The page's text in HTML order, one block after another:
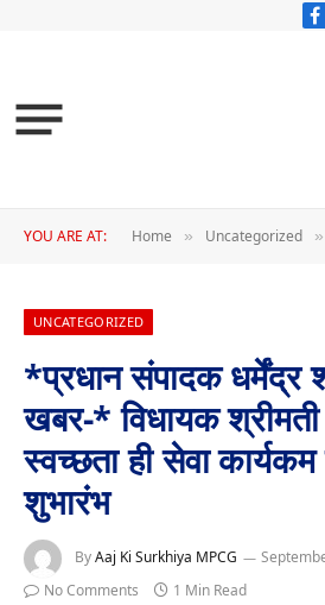
YOU ARE AT: Home » Uncategorized »
UNCATEGORIZED
*प्रधान संपादक धर्मेंद्र
खबर-* विधायक श्रीमती
स्वच्छता ही सेवा
शुभारंभ
ByAaj Ki Surkhiya MPCG
No Comments
1 Min Read